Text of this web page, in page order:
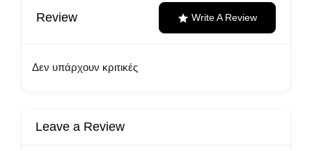
Review Write A Review
Δεν υπάρχουν κριτικές
Leave a Review